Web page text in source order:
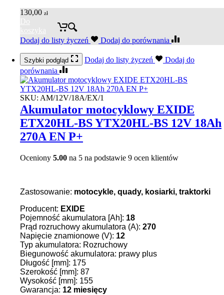
130,00 zł
Do
koszyka
Dodaj do listy życzeń
Dodaj do porównania
Szybki podgląd Dodaj do listy życzeń
Dodaj do
porównania
SKU: AM/12V/18A/EX/1
Akumulator motocyklowy EXIDE
ETX20HL-BS YTX20HL-BS 12V 18Ah
270A EN P+
Oceniony 5.00 na 5 na podstawie 9 ocen klientów
Zastosowanie: motocykle, quady, kosiarki, traktorki
Producent: EXIDE
Pojemność akumulatora [Ah]: 18
Prąd rozruchowy akumulatora (A): 270
Napięcie znamionowe (V): 12
Typ akumulatora: Rozruchowy
Biegunowość akumulatora: prawy plus
Długość [mm]: 175
Szerokość [mm]: 87
Wysokość [mm]: 155
Gwarancja: 12 miesięcy